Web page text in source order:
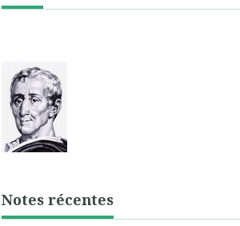
Notes récentes